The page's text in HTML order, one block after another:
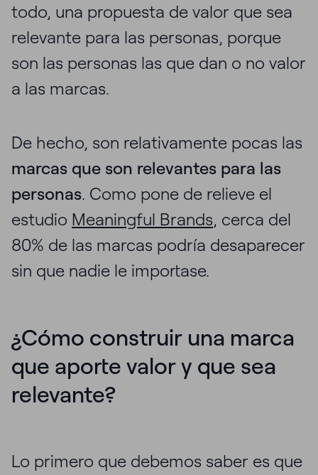
todo, una propuesta de valor que sea
relevante para las personas, porque
son las personas las que dan o no valor
a las marcas.
De hecho, son relativamente pocas las
marcas que son relevantes para las
personas. Como pone de relieve el
estudio Meaningful Brands, cerca del
80% de las marcas podría desaparecer
sin que nadie le importase.
¿Cómo construir una marca
que aporte valor y que sea
relevante?
Lo primero que debemos saber es que